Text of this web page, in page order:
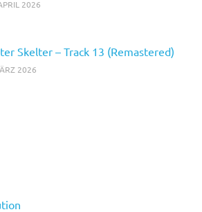
2026
Skelter – Track 13 (Remastered)
2026